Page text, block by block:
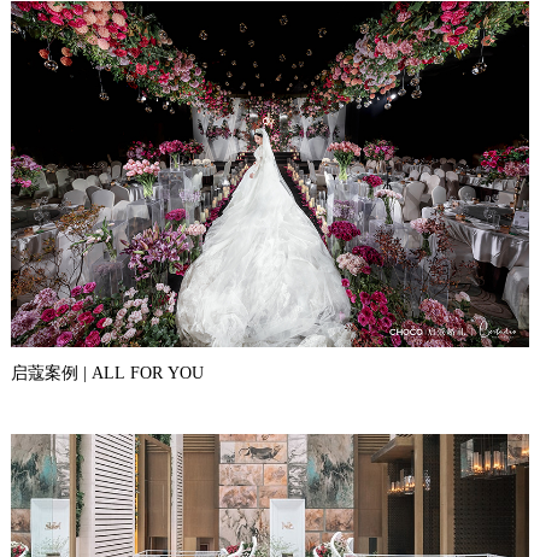
启蔻案例 | ALL FOR YOU